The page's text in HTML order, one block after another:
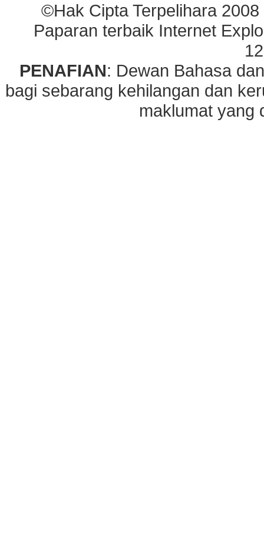
©Hak Cipta Terpelihara
Paparan terbaik Internet
PENAFIAN: Dewan Bahasa
bagi sebarang kehilangan dan
maklumat yang